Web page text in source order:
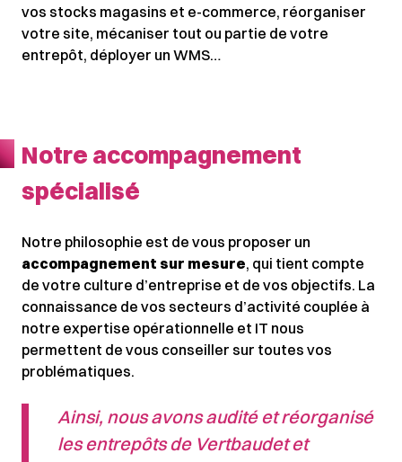
vos stocks magasins et e-commerce, réorganiser
votre site, mécaniser tout ou partie de votre
entrepôt, déployer un WMS…
Notre accompagnement
spécialisé
Notre philosophie est de vous proposer un
accompagnement sur mesure, qui tient compte
de votre culture d’entreprise et de vos objectifs. La
connaissance de vos secteurs d’activité couplée à
notre expertise opérationnelle et IT nous
permettent de vous conseiller sur toutes vos
problématiques.
Ainsi, nous avons audité et réorganisé
les entrepôts de Vertbaudet et